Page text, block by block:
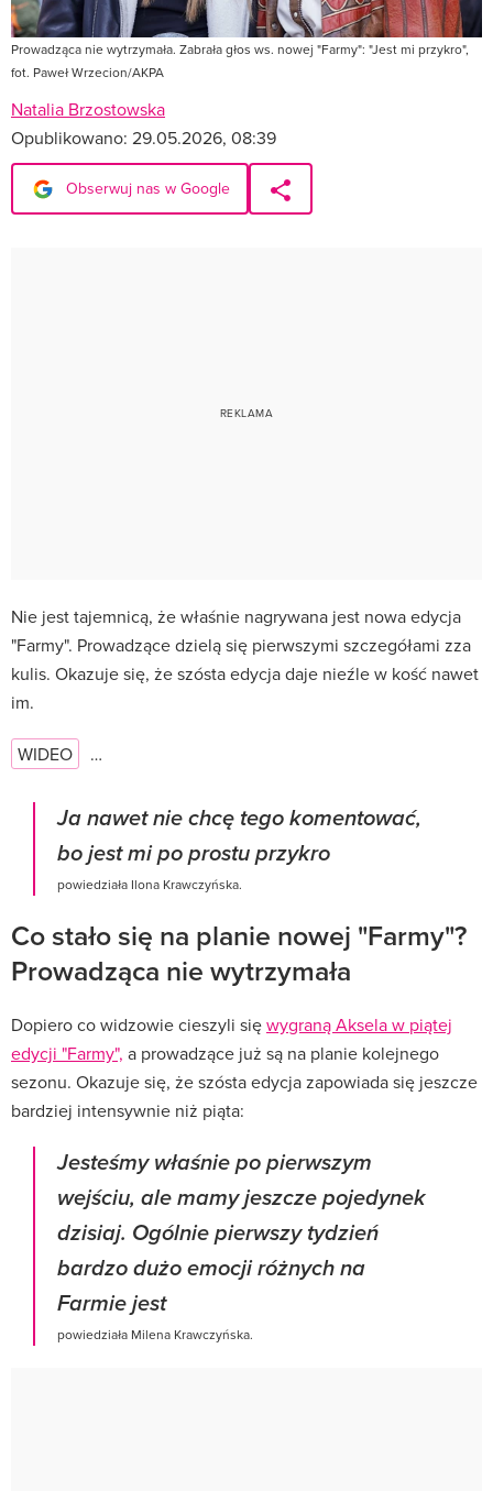
Prowadząca nie wytrzymała. Zabrała głos ws. nowej "Farmy": "Jest mi przykro",
fot. Paweł Wrzecion/AKPA
Natalia Brzostowska
Opublikowano: 29.05.2026, 08:39
Obserwuj nas w Google
Nie jest tajemnicą, że właśnie nagrywana jest nowa edycja
"Farmy". Prowadzące dzielą się pierwszymi szczegółami zza
kulis. Okazuje się, że szósta edycja daje nieźle w kość nawet
im.
WIDEO …
Ja nawet nie chcę tego komentować,
bo jest mi po prostu przykro
powiedziała Ilona Krawczyńska.
Co stało się na planie nowej "Farmy"?
Prowadząca nie wytrzymała
Dopiero co widzowie cieszyli sięwygraną Aksela w piątej
edycji "Farmy", a prowadzące już są na planie kolejnego
sezonu. Okazuje się, że szósta edycja zapowiada się jeszcze
bardziej intensywnie niż piąta:
Jesteśmy właśnie po pierwszym
wejściu, ale mamy jeszcze pojedynek
dzisiaj. Ogólnie pierwszy tydzień
bardzo dużo emocji różnych na
Farmie jest
powiedziała Milena Krawczyńska.